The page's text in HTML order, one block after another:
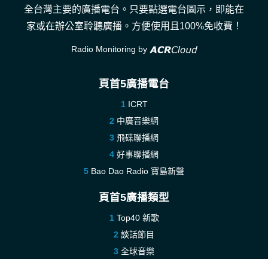
全台灣主要的廣播電台。只要點選電台圖示，即能在
家或在辦公室聆聽廣播。方便使用且100%免收費！
Radio Monitoring by
頁首5廣播電台
ICRT
中廣音樂網
飛碟聯播網
好事聯播網
Bao Dao Radio 寶島新聲
頁首5廣播類型
Top40 新歌
談話節目
全球音樂